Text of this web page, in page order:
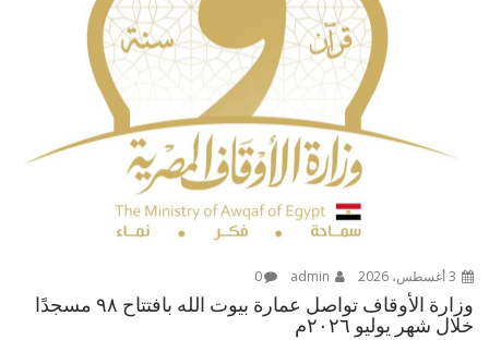
0
وزارة الأوقاف تواصل عمارة بيوت الله بافتتاح ٩٨ مسجدًا
خلال شهر يوليو ٢٠٢٦م